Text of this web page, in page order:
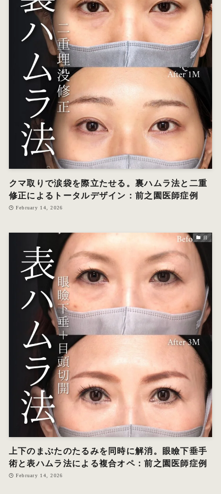
クマ取りで涙袋を際立たせる。裏ハムラ法と二重
修正によるトータルデザイン：前之園医師症例
February 14, 2026
目
上下のまぶたのたるみを同時に解消。眼瞼下垂手
術と表ハムラ法による複合オペ：前之園医師症例
February 14, 2026